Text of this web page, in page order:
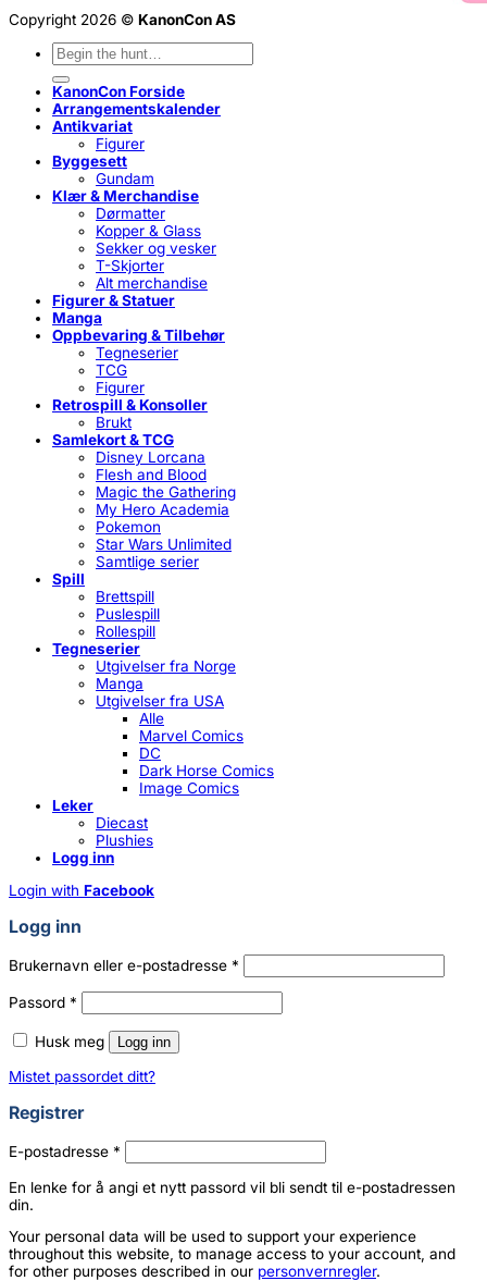
Copyright 2026 © KanonCon AS
Søk
etter:
KanonCon Forside
Arrangementskalender
Antikvariat
Figurer
Byggesett
Gundam
Klær & Merchandise
Dørmatter
Kopper & Glass
Sekker og vesker
T-Skjorter
Alt merchandise
Figurer & Statuer
Manga
Oppbevaring & Tilbehør
Tegneserier
TCG
Figurer
Retrospill & Konsoller
Brukt
Samlekort & TCG
Disney Lorcana
Flesh and Blood
Magic the Gathering
My Hero Academia
Pokemon
Star Wars Unlimited
Samtlige serier
Spill
Brettspill
Puslespill
Rollespill
Tegneserier
Utgivelser fra Norge
Manga
Utgivelser fra USA
Alle
Marvel Comics
DC
Dark Horse Comics
Image Comics
Leker
Diecast
Plushies
Logg inn
Login with Facebook
Logg inn
Brukernavn eller e-postadresse *
Passord *
Husk meg Logg inn
Mistet passordet ditt?
Registrer
E-postadresse *
En lenke for å angi et nytt passord vil bli sendt til e-postadressen
din.
Your personal data will be used to support your experience
throughout this website, to manage access to your account, and
for other purposes described in our personvernregler.